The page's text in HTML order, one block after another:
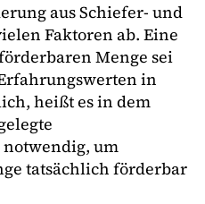
aus Schiefer- und
Faktoren ab. Eine
Menge sei
in
heißt es in dem
um
tatsächlich förderbar